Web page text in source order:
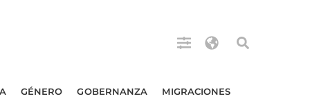
GÉNERO GOBERNANZA MIGRACIONES